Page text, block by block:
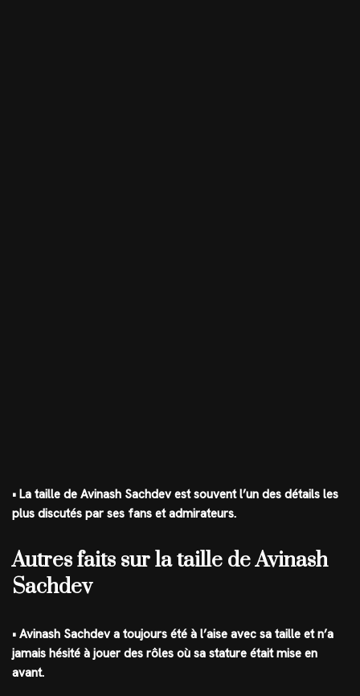
• La taille de Avinash Sachdev est souvent l’un des détails les
plus discutés par ses fans et admirateurs.
Autres faits sur la taille de Avinash
Sachdev
• Avinash Sachdev a toujours été à l’aise avec sa taille et n’a
jamais hésité à jouer des rôles où sa stature était mise en
avant.